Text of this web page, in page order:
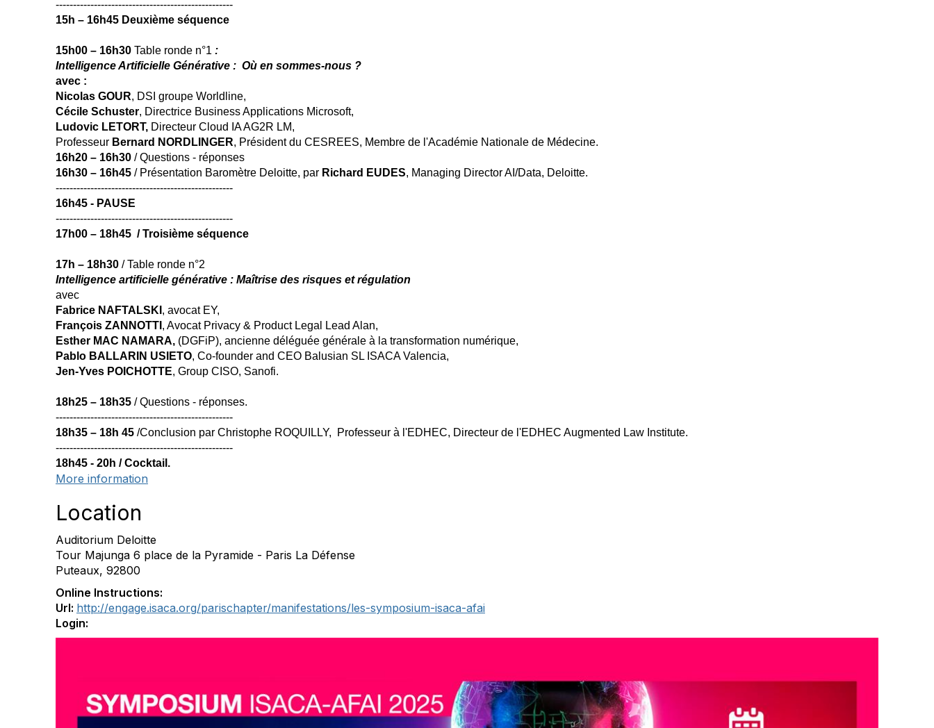
---------------------------------------------------
15h – 16h45 Deuxième séquence
15h00 – 16h30 Table ronde n°1 :
Intelligence Artificielle Générative : Où en sommes-nous ?
avec :
Nicolas GOUR, DSI groupe Worldline,
Cécile Schuster, Directrice Business Applications Microsoft,
Ludovic LETORT, Directeur Cloud IA AG2R LM,
Professeur Bernard NORDLINGER, Président du CESREES, Membre de l'Académie Nationale de Médecine.
16h20 – 16h30 / Questions - réponses
16h30 – 16h45 / Présentation Baromètre Deloitte, par Richard EUDES, Managing Director AI/Data, Deloitte.
---------------------------------------------------
16h45 - PAUSE
---------------------------------------------------
17h00 – 18h45 / Troisième séquence
17h – 18h30 / Table ronde n°2
Intelligence artificielle générative : Maîtrise des risques et régulation
avec
Fabrice NAFTALSKI , avocat EY,
François ZANNOTTI , Avocat Privacy & Product Legal Lead Alan,
Esther MAC NAMARA, (DGFiP), ancienne déléguée générale à la transformation numérique,
Pablo BALLARIN USIETO, Co-founder and CEO Balusian SL ISACA Valencia,
Jen-Yves POICHOTTE, Group CISO, Sanofi.
18h25 – 18h35 / Questions - réponses.
---------------------------------------------------
18h35 – 18h 45 /Conclusion par Christophe ROQUILLY, Professeur à l'EDHEC, Directeur de l'EDHEC Augmented Law Institute.
---------------------------------------------------
18h45 - 20h / Cocktail.
More information
Location
Auditorium Deloitte
Tour Majunga 6 place de la Pyramide - Paris La Défense
Puteaux, 92800
Online Instructions:
Url: http://engage.isaca.org/parischapter/manifestations/les-symposium-isaca-afai
Login: